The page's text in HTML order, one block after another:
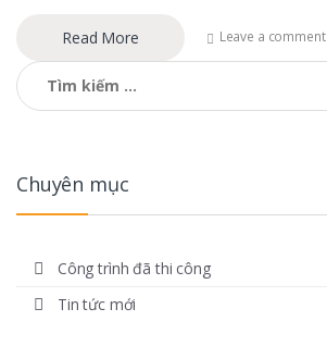
Read More Leave a comment
Tìm
kiếm
cho:
Chuyên mục
Công trình đã thi công
Tin tức mới